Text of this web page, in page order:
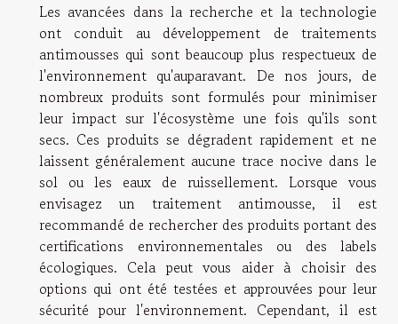
Les avancées dans la recherche et la technologie
ont conduit au développement de traitements
antimousses qui sont beaucoup plus respectueux de
l'environnement qu'auparavant. De nos jours, de
nombreux produits sont formulés pour minimiser
leur impact sur l'écosystème une fois qu'ils sont
secs. Ces produits se dégradent rapidement et ne
laissent généralement aucune trace nocive dans le
sol ou les eaux de ruissellement. Lorsque vous
envisagez un traitement antimousse, il est
recommandé de rechercher des produits portant des
certifications environnementales ou des labels
écologiques. Cela peut vous aider à choisir des
options qui ont été testées et approuvées pour leur
sécurité pour l'environnement. Cependant, il est